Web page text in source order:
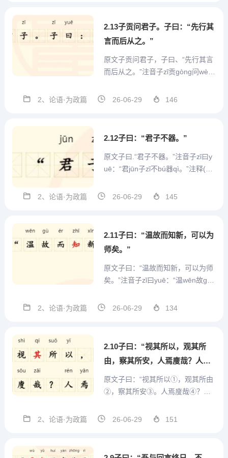
交友但不互相...
2.13子贡问君子。子曰：“先行其
言而后从之。”
原文子贡问君子，子曰、“先行其言
而后从之。”注音子zǐ贡gòng问wèn
ng其qí言yán而ér后hòu从cóng之zh
实行了，...
2、论语·为政篇 26-06-29 146
2.12子曰：“君子不器。”
原文子曰.“君子不器。”注音子zǐ曰y
uē：“君jūn子zǐ不bú器qì。”注释(1)
像器皿一样（只有一种用途）。”评
治国安邦之重任。对内可以妥善
2、论语·为政篇 26-06-29 145
2.11子曰：“温故而知新，可以为
师矣。”
原文子曰：“温故而知新，可以为师
矣。”注音子zǐ曰yuē：“温wēn故gù
hī矣yǐ。”注释(1)温故而知新：故，
时，能有新的收获，...
2、论语·为政篇 26-06-29 134
2.10子曰：“视其所以，观其所
由，察其所安，人焉廋哉？人焉
廋哉？”
原文子曰：“视其所以①，观其所由
②，察其所安③。人焉廋哉④？人
qí所suǒ以yǐ，观guān其qí所suǒ由y
2、论语·为政篇 26-06-29 151